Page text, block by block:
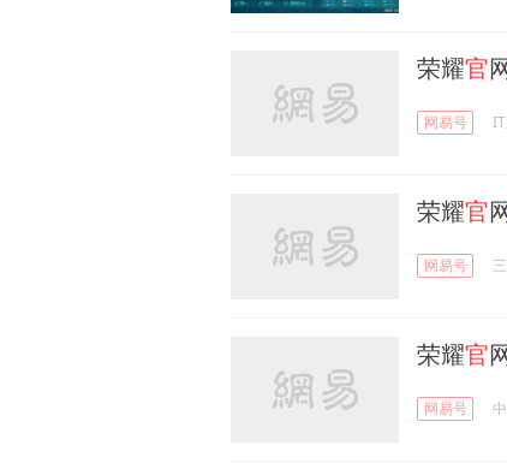
荣耀官
网易号
荣耀官
网易号
荣耀官
网易号